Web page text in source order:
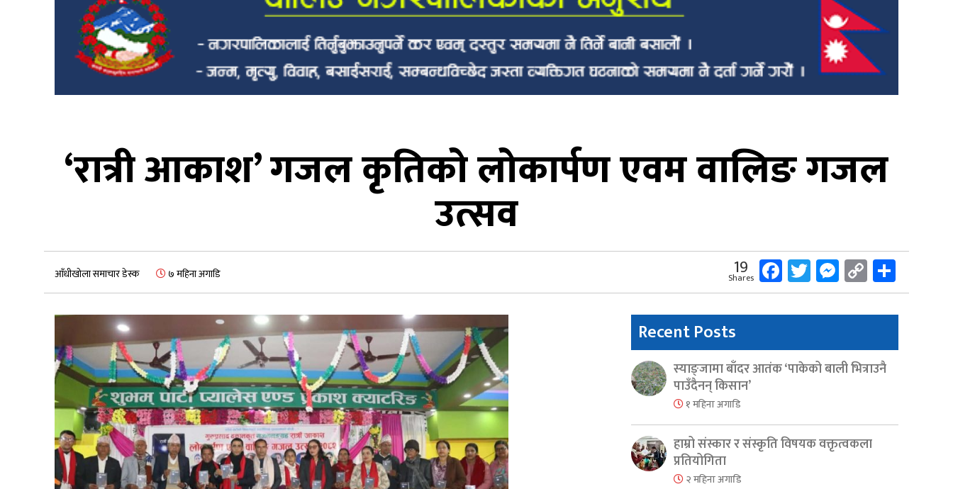
‘रात्री आकाश’ गजल कृतिको लोकार्पण एवम वालिङ गजल
उत्सव
आँधीखोला समाचार डेस्क ७ महिना अगाडि 19
Shares Facebook
Twitter
Messenger
Copy
Link
Recent Posts
स्याङ्जामा बाँदर आतंक ‘पाकेको बाली भित्राउनै
पाउँदैनन् किसान’
१ महिना अगाडि
हाम्रो संस्कार र संस्कृति विषयक वक्तृत्वकला
प्रतियोगिता
२ महिना अगाडि